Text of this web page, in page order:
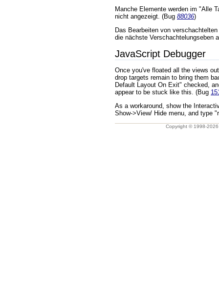
Manche Elemente werden im "Alle
nicht angezeigt. (Bug 88036)
Das Bearbeiten von
die nächste Verschachtelungseben
JavaScript Debugger
Once you've floated all the views
drop targets remain to bring them
Default Layout On Exit" checked,
appear to be stuck like this. (Bug
As a workaround, show the
Show->View/ Hide menu, and type
Copyright © 1998-